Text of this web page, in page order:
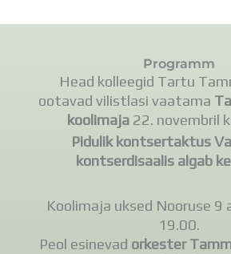
Programm
Head kolleegid Tartu
ootavad vilistlasi vaatama
koolimaja22. novembril
Pidulik kontsertaktus
kontserdisaalis algab
Koolimaja uksed Nooruse 9
19.00.
Peol esinevad orkester